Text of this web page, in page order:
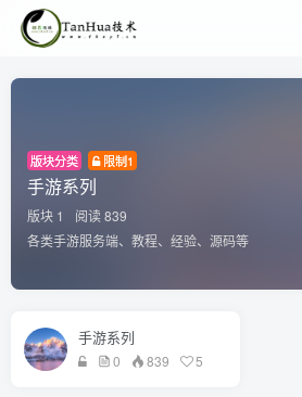
版块分类 限制1
手游系列
版块 1
阅读 839
各类手游服务端、教程、经验、源码等
手游系列
0 839 5